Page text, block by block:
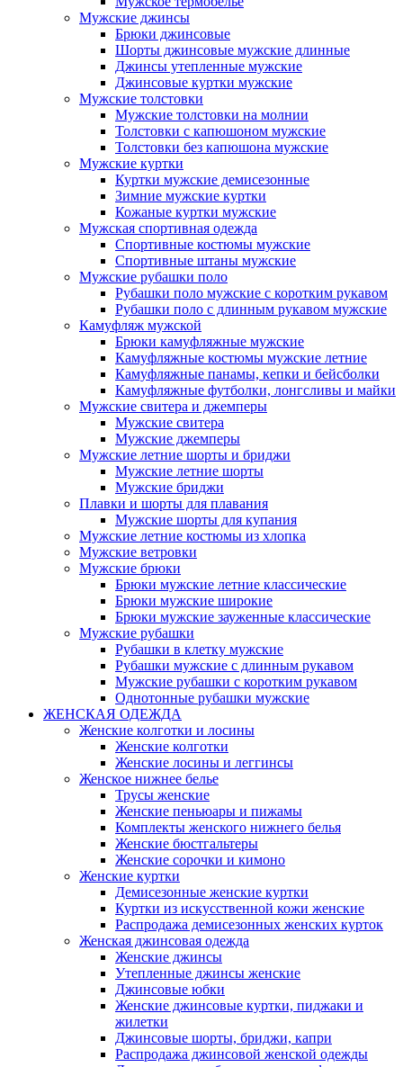
Мужские джинсы
Брюки джинсовые
Шорты джинсовые мужские длинные
Джинсы утепленные мужские
Джинсовые куртки мужские
Мужские толстовки
Мужские толстовки на молнии
Толстовки с капюшоном мужские
Толстовки без капюшона мужские
Мужские куртки
Куртки мужские демисезонные
Зимние мужские куртки
Кожаные куртки мужские
Мужская спортивная одежда
Спортивные костюмы мужские
Спортивные штаны мужские
Мужские рубашки поло
Рубашки поло мужские с коротким рукавом
Рубашки поло с длинным рукавом мужские
Камуфляж мужской
Брюки камуфляжные мужские
Камуфляжные костюмы мужские летние
Камуфляжные панамы, кепки и бейсболки
Камуфляжные футболки, лонгсливы и майки
Мужские свитера и джемперы
Мужские свитера
Мужские джемперы
Мужские летние шорты и бриджи
Мужские летние шорты
Мужские бриджи
Плавки и шорты для плавания
Мужские шорты для купания
Мужские летние костюмы из хлопка
Мужские ветровки
Мужские брюки
Брюки мужские летние классические
Брюки мужские широкие
Брюки мужские зауженные классические
Мужские рубашки
Рубашки в клетку мужские
Рубашки мужские с длинным рукавом
Мужские рубашки с коротким рукавом
Однотонные рубашки мужские
ЖЕНСКАЯ ОДЕЖДА
Женские колготки и лосины
Женские колготки
Женские лосины и леггинсы
Женское нижнее белье
Трусы женские
Женские пеньюары и пижамы
Комплекты женского нижнего белья
Женские бюстгальтеры
Женские сорочки и кимоно
Женские куртки
Демисезонные женские куртки
Куртки из искусственной кожи женские
Распродажа демисезонных женских курток
Женская джинсовая одежда
Женские джинсы
Утепленные джинсы женские
Джинсовые юбки
Женские джинсовые куртки, пиджаки и
жилетки
Джинсовые шорты, бриджи, капри
Распродажа джинсовой женской одежды